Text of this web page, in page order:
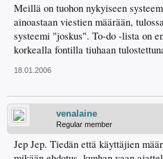
Meillä on tuohon nykyiseen
ainoastaan viestien määrään,
systeemi "joskus". To-do -lista on
korkealla fontilla tiuhaan
18.01.2006
venalaine
Regular member
Jep Jep. Tiedän että käyttäjien